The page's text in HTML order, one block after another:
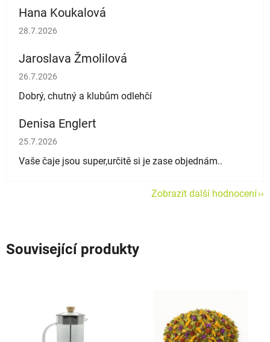
Hana Koukalová
Hodnocení obchodu je 5 z 5 hvězdiček.
28.7.2026
Jaroslava Žmolilová
Hodnocení obchodu je 5 z 5 hvězdiček.
26.7.2026
Dobrý, chutný a klubům odlehčí
Denisa Englert
Hodnocení obchodu je 5 z 5 hvězdiček.
25.7.2026
Vaše čaje jsou super,určitě si je zase objednám..
Zobrazit další hodnocení
Související produkty